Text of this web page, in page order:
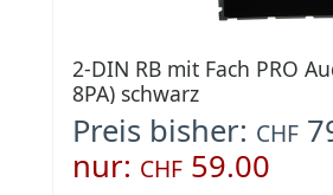
2-DIN RB mit Fach PRO
8PA) schwarz
Preis bisher: CHF
nur: CHF 59.00